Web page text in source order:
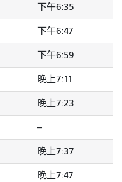
下午6:35
下午6:47
下午6:59
晚上7:11
晚上7:23
--
晚上7:37
晚上7:47